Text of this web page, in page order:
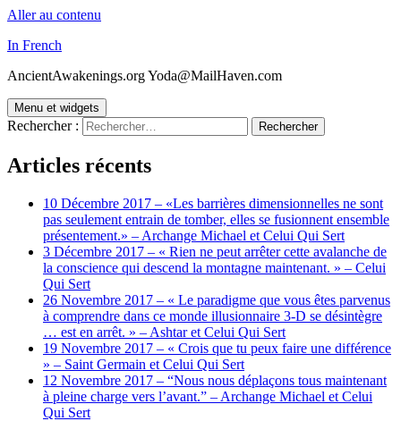
Aller au contenu
In French
AncientAwakenings.org Yoda@MailHaven.com
Menu et widgets
Rechercher :
Articles récents
10 Décembre 2017 – «Les barrières dimensionnelles ne sont
pas seulement entrain de tomber, elles se fusionnent ensemble
présentement.» – Archange Michael et Celui Qui Sert
3 Décembre 2017 – « Rien ne peut arrêter cette avalanche de
la conscience qui descend la montagne maintenant. » – Celui
Qui Sert
26 Novembre 2017 – « Le paradigme que vous êtes parvenus
à comprendre dans ce monde illusionnaire 3-D se désintègre
… est en arrêt. » – Ashtar et Celui Qui Sert
19 Novembre 2017 – « Crois que tu peux faire une différence
» – Saint Germain et Celui Qui Sert
12 Novembre 2017 – “Nous nous déplaçons tous maintenant
à pleine charge vers l’avant.” – Archange Michael et Celui
Qui Sert